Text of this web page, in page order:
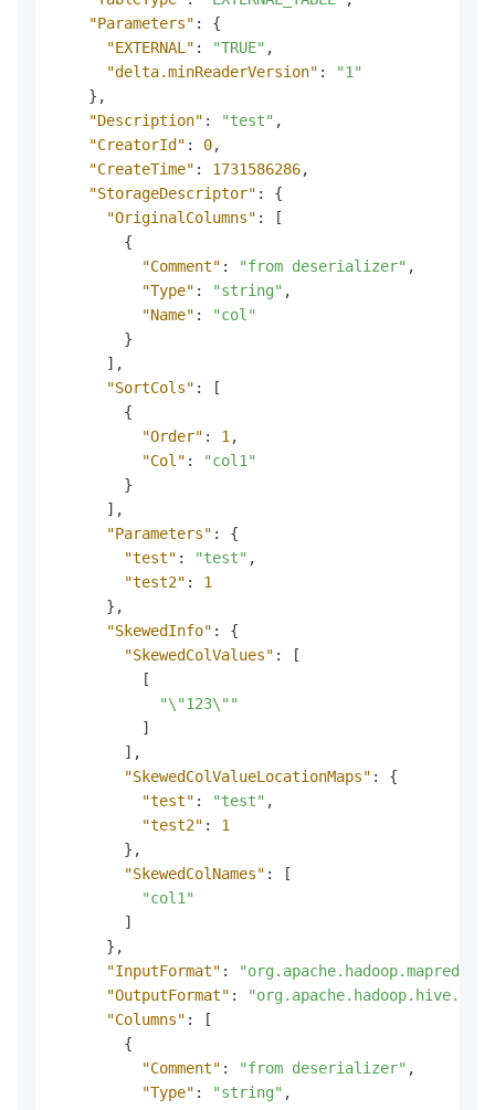
"Parameters" :
{
"EXTERNAL" : "TRUE" ,
"delta.minReaderVersion" :
"1"
} ,
"Description" : "test" ,
"CreatorId" : 0,
"CreateTime" : 1731586286,
"StorageDescriptor" :
{
"OriginalColumns" :
[
{
"Comment" : "from deserializer" ,
"Type" : "string" ,
"Name" :
"col"
}
] ,
"SortCols" :
[
{
"Order" : 1 ,
"Col" :
"col1"
}
] ,
"Parameters" :
{
"test" : "test" ,
"test2" :
1
} ,
"SkewedInfo" :
{
"SkewedColValues" :
[
[
"\"123\""
]
] ,
"SkewedColValueLocationMaps" :
{
"test" : "test" ,
"test2" :
1
} ,
"SkewedColNames" :
[
"col1"
]
} ,
"InputFormat" :
"OutputFormat" :
"Columns" :
[
{
"Comment" : "from deserializer" ,
"Type" : "string" ,